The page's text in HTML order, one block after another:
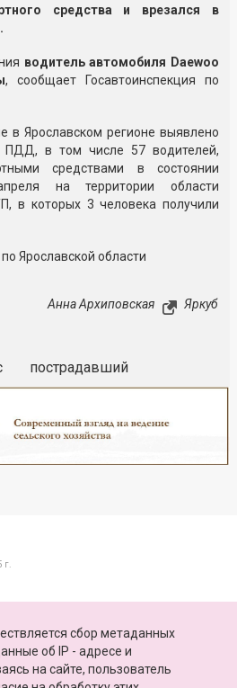
средства и врезался в
водитель автомобиля Daewoo
, сообщает Госавтоинспекция по
Ярославском регионе выявлено
ПДД, в том числе 57 водителей,
средствами в состоянии
на территории области
в которых 3 человека получили
Ярославской области
Анна Архиповская Яркуб
пострадавший
сбор метаданных
об IP - адресе и
на сайте, пользователь